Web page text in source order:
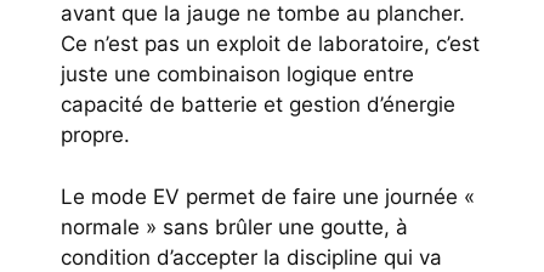
avant que la jauge ne tombe au plancher.
Ce n’est pas un exploit de laboratoire, c’est
juste une combinaison logique entre
capacité de batterie et gestion d’énergie
propre.
Le mode EV permet de faire une journée «
normale » sans brûler une goutte, à
condition d’accepter la discipline qui va